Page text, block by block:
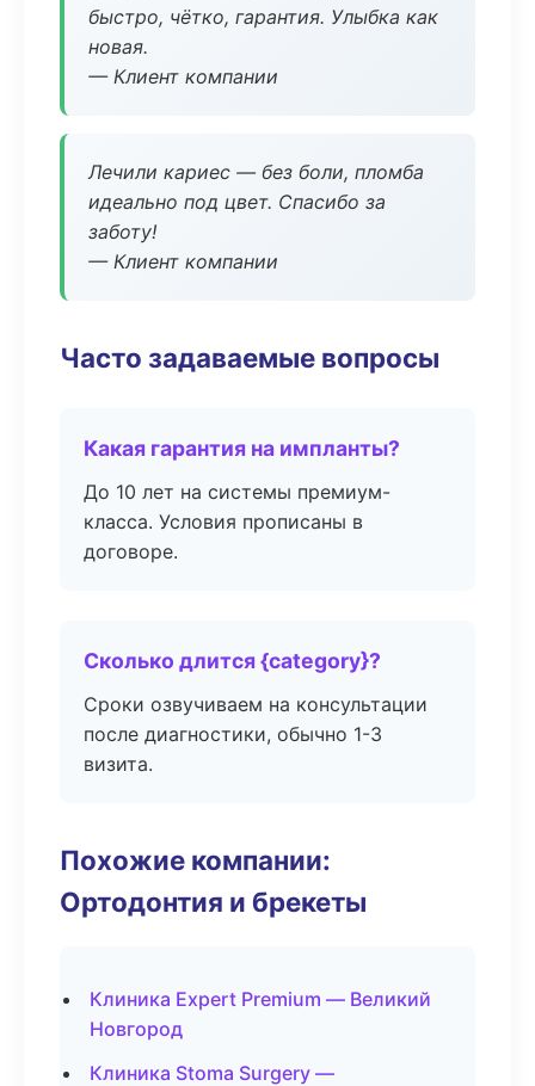
быстро, чётко, гарантия. Улыбка как
новая.
— Клиент компании
Лечили кариес — без боли, пломба
идеально под цвет. Спасибо за
заботу!
— Клиент компании
Часто задаваемые вопросы
Какая гарантия на импланты?
До 10 лет на системы премиум-
класса. Условия прописаны в
договоре.
Сколько длится {category}?
Сроки озвучиваем на консультации
после диагностики, обычно 1-3
визита.
Похожие компании:
Ортодонтия и брекеты
Клиника Expert Premium — Великий
Новгород
Клиника Stoma Surgery —